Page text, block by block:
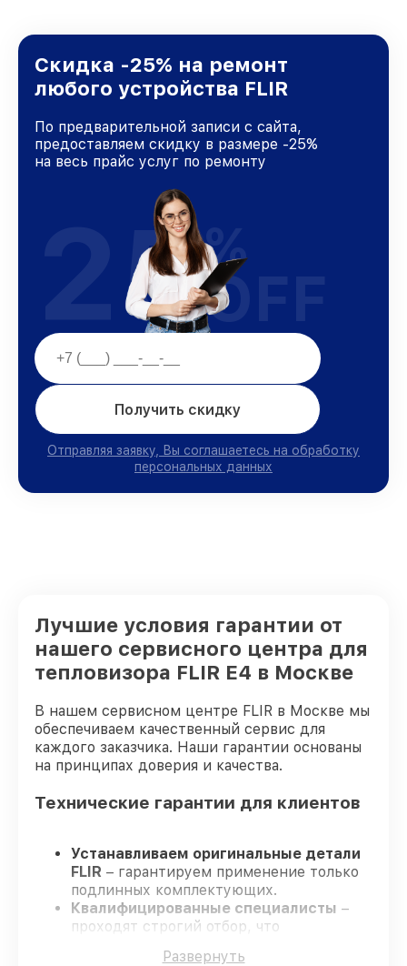
Скидка -25% на ремонт
любого устройства FLIR
По предварительной записи с сайта,
предоставляем скидку в размере -25%
на весь прайс услуг по ремонту
Получить скидку
Отправляя заявку, Вы соглашаетесь на обработку
персональных данных
25%
OFF
Лучшие условия гарантии от
нашего сервисного центра для
тепловизора FLIR E4 в Москве
В нашем сервисном центре FLIR в Москве мы
обеспечиваем качественный сервис для
каждого заказчика. Наши гарантии основаны
на принципах доверия и качества.
Технические гарантии для клиентов
Устанавливаем оригинальные детали
FLIR – гарантируем применение только
подлинных комплектующих.
Квалифицированные специалисты –
проходят строгий отбор, что
Развернуть